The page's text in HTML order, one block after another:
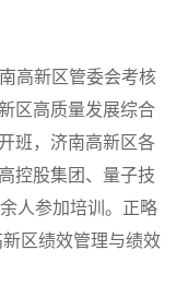
高新区管委会考核
区高质量发展综合
班，济南高新区各
控股集团、量子技
人参加培训。正略
区绩效管理与绩效